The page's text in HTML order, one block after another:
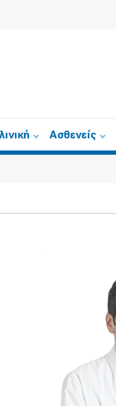
Ασθενείς